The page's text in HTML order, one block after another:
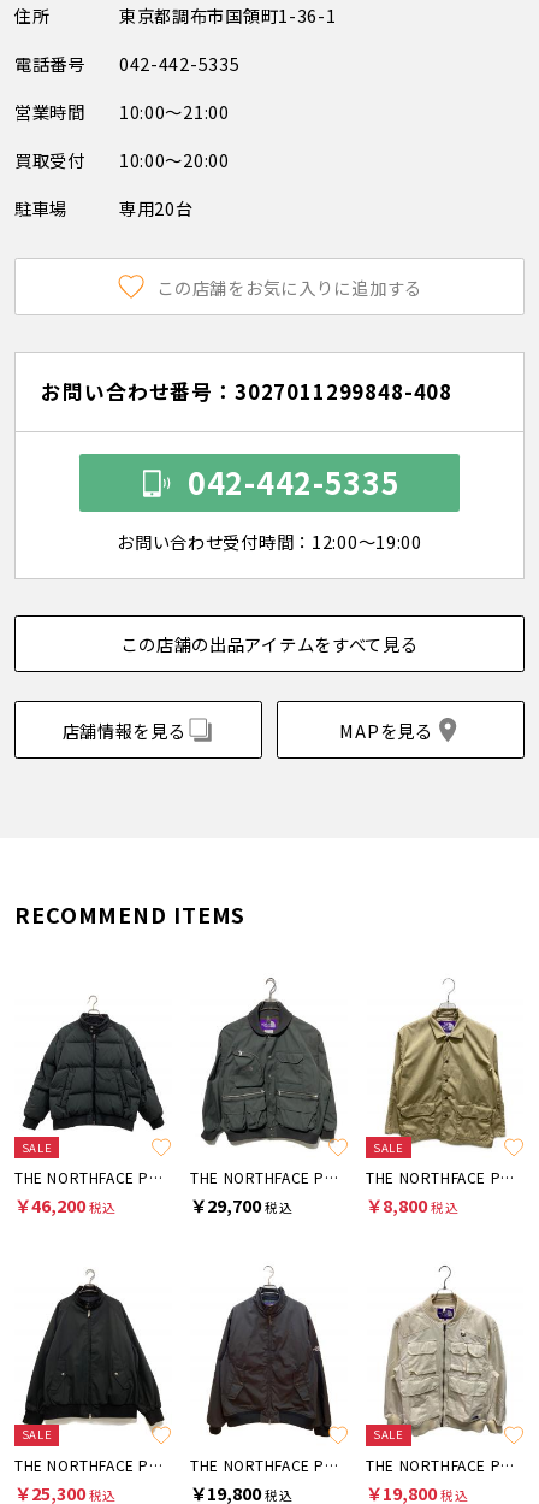
住所
東京都調布市国領町1-36-1
電話番号
042-442-5335
営業時間
10:00～21:00
買取受付
10:00～20:00
駐車場
専用20台
この店舗をお気に入りに追加する
お問い合わせ番号：3027011299848-408
042-442-5335
お問い合わせ受付時間：12:00～19:00
この店舗の出品アイテムをすべて見る
店舗情報を見る MAPを見る
RECOMMEND ITEMS
SALE
THE NORTHFACE PURPLELABEL
￥46,200税込
THE NORTHFACE PURPLELABEL
￥29,700税込
SALE
THE NORTHFACE PURPLELABEL
￥8,800税込
SALE
THE NORTHFACE PURPLELABEL
￥25,300税込
THE NORTHFACE PURPLELABEL
￥19,800税込
SALE
THE NORTHFACE PURPLELABEL
￥19,800税込